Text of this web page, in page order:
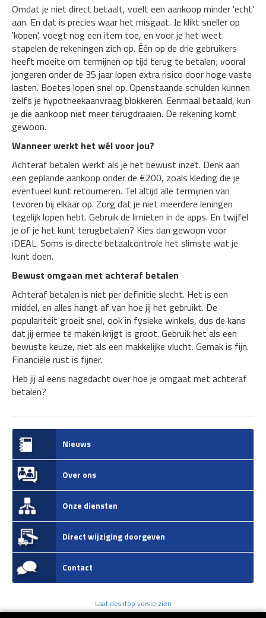
Omdat je niet direct betaalt, voelt een aankoop minder 'echt'
aan. En dat is precies waar het misgaat. Je klikt sneller op
'kopen', voegt nog een item toe, en voor je het weet
stapelen de rekeningen zich op. Één op de drie gebruikers
heeft moeite om termijnen op tijd terug te betalen; vooral
jongeren onder de 35 jaar lopen extra risico door hoge vaste
lasten. Boetes lopen snel op. Openstaande schulden kunnen
zelfs je hypotheekaanvraag blokkeren. Eenmaal betaald, kun
je die aankoop niet meer terugdraaien. De rekening komt
gewoon.
Wanneer werkt het wél voor jou?
Achteraf betalen werkt als je het bewust inzet. Denk aan
een geplande aankoop onder de €200, zoals kleding die je
eventueel kunt retourneren. Tel altijd alle termijnen van
tevoren bij elkaar op. Zorg dat je niet meerdere leningen
tegelijk lopen hebt. Gebruik de limieten in de apps. En twijfel
je of je het kunt terugbetalen? Kies dan gewoon voor
iDEAL. Soms is directe betaalcontrole het slimste wat je
kunt doen.
Bewust omgaan met achteraf betalen
Achteraf betalen is niet per definitie slecht. Het is een
middel, en alles hangt af van hoe jij het gebruikt. De
populariteit groeit snel, ook in fysieke winkels, dus de kans
dat jij ermee te maken krijgt is groot. Gebruik het als een
bewuste keuze, niet als een makkelijke vlucht. Gemak is fijn.
Financiële rust is fijner.
Heb jij al eens nagedacht over hoe je omgaat met achteraf
betalen?
Nieuws
Over ons
Onze diensten
Direct wijziging doorgeven
Contact
Laat desktop versie zien